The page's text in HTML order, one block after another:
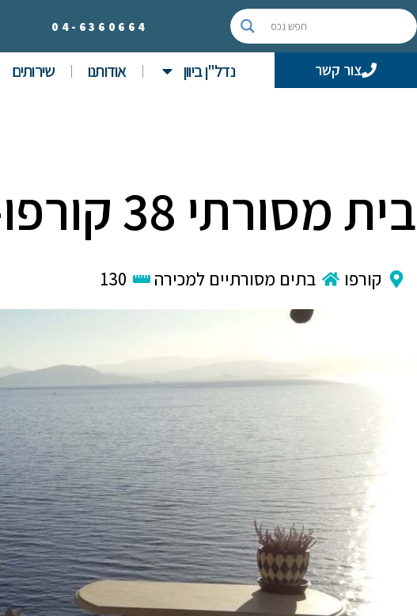
04- 6360664
צור קשר נדל"ן ביוון אודותנו שירותים
בית מסורתי 38 קורפו- נמכר!
קורפו בתים מסורתיים למכירה 130